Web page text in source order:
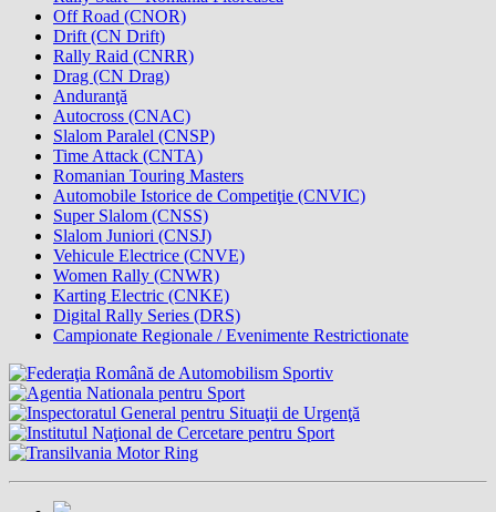
Off Road (CNOR)
Drift (CN Drift)
Rally Raid (CNRR)
Drag (CN Drag)
Anduranţă
Autocross (CNAC)
Slalom Paralel (CNSP)
Time Attack (CNTA)
Romanian Touring Masters
Automobile Istorice de Competiţie (CNVIC)
Super Slalom (CNSS)
Slalom Juniori (CNSJ)
Vehicule Electrice (CNVE)
Women Rally (CNWR)
Karting Electric (CNKE)
Digital Rally Series (DRS)
Campionate Regionale / Evenimente Restrictionate